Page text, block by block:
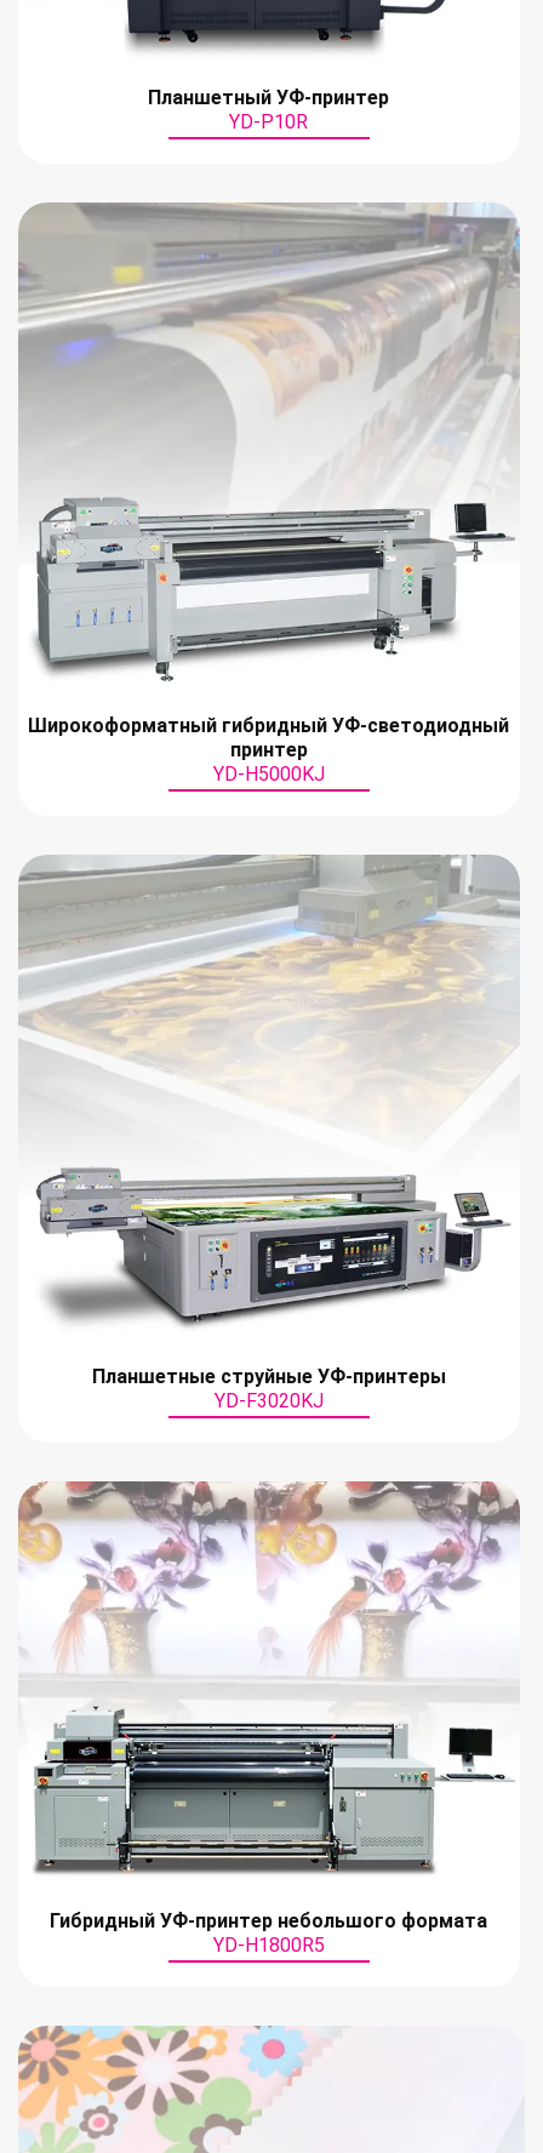
Планшетный УФ-принтер
YD-P10R
Широкоформатный гибридный УФ-светодиодный
принтер
YD-H5000KJ
Планшетные струйные УФ-принтеры
YD-F3020KJ
Гибридный УФ-принтер небольшого формата
YD-H1800R5